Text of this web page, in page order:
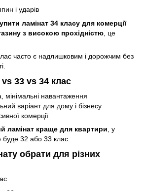
і ударів
ламінат 34 класу для комерції
з високою прохідністю , це
часто є надлишковим і дорожчим без
33 vs 34 клас
навантаження
варіант для дому і бізнесу
комерції
ламінат краще для квартири , у
буде 32 або 33 клас.
обрати для різних